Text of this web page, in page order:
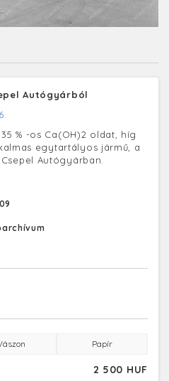
Autógyárból
% -os Ca(OH)2 oldat, híg
egytartályos jármű, a
Autógyárban.
Papír
2 500 HUF